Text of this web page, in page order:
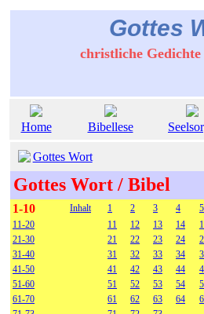
Gottes
christliche
Home Bibellese
Gottes Wort
Gottes Wort / Bibel
1-10 Inhalt 1 2 3 4 5
11-20
11 12 13 14
21-30
21 22 23 24
31-40
31 32 33 34
41-50
41 42 43 44
51-60
51 52 53 54
61-70
61 62 63 64